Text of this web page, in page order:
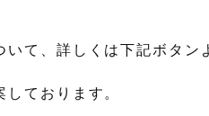
いて、詳しくは下記ボタン
ております。